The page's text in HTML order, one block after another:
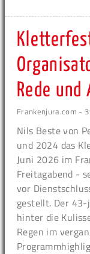
Rede
Frankenjura.com -
Nils Beste von
und 2024 das
Juni 2026 im
Freitagabend -
vor
gestellt. Der
hinter die
Regen im